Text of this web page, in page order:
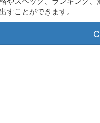
すことができます。